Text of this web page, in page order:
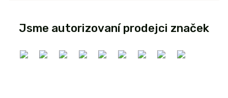
Jsme autorizovaní prodejci značek